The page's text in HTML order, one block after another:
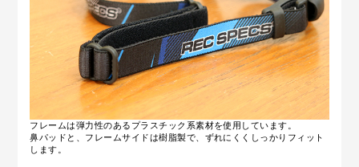
フレームは弾力性のあるプラスチック系素材を使用しています。
鼻パッドと、フレームサイドは樹脂製で、ずれにくくしっかりフィット
します。